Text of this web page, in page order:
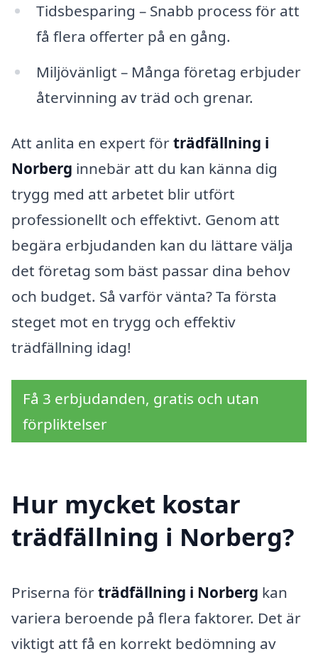
Tidsbesparing – Snabb process för att
få flera offerter på en gång.
Miljövänligt – Många företag erbjuder
återvinning av träd och grenar.
Att anlita en expert förträdfällning i
Norberg innebär att du kan känna dig
trygg med att arbetet blir utfört
professionellt och effektivt. Genom att
begära erbjudanden kan du lättare välja
det företag som bäst passar dina behov
och budget. Så varför vänta? Ta första
steget mot en trygg och effektiv
trädfällning idag!
Få 3 erbjudanden, gratis och utan
förpliktelser
Hur mycket kostar
trädfällning i Norberg?
Priserna förträdfällning i Norberg kan
variera beroende på flera faktorer. Det är
viktigt att få en korrekt bedömning av